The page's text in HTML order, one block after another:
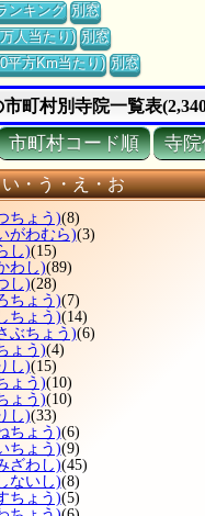
ンキング 別窓
人当たり) 別窓
平方Km当たり) 別窓
町村別寺院一覧表
市町村コード順 寺
・う・え・お
ちょう)(8)
がわむら)(3)
し)(15)
わし)(89)
し)(28)
ちょう)(7)
ちょう)(14)
ぶちょう)(6)
ょう)(4)
し)(15)
ょう)(10)
ょう)(10)
し)(33)
ちょう)(6)
ちょう)(9)
ざわし)(45)
ないし)(8)
ちょう)(5)